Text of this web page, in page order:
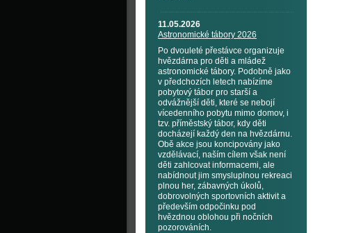
11.05.2026
Astronomické tábory 2026
Po dvouleté přestávce organizuje
hvězdárna pro děti a mládež
astronomické tábory. Podobně jako
v předchozích letech nabízíme
pobytový tábor pro starší a
odvážnější děti, které se nebojí
vícedenního pobytu mimo domov, i
tzv. příměstský tábor, kdy děti
docházejí každý den na hvězdárnu.
Obě akce jsou koncipovány jako
vzdělávací, naším cílem však není
děti zahlcovat informacemi, ale
nabídnout jim smysluplnou rekreaci
plnou her, zábavných úkolů,
dobrovolných sportovních aktivit a
především odpočinku pod
hvězdnou oblohou při nočních
pozorováních.